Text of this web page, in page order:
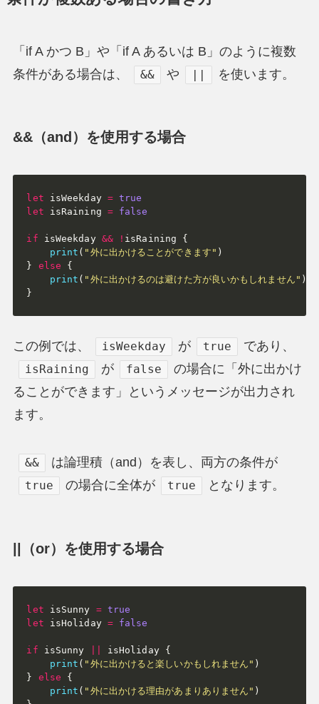
「if A かつ B」や「if A あるいは B」のように複数
条件がある場合は、
&& や || を使います。
&&（and）を使用する場合
let isWeekday = true
let isRaining = false
if isWeekday && ! isRaining {
print ( "外に出かけることができます" )
}
else
{
print ( "外に出かけるのは避けた方が良いかもしれません" )
}
この例では、 isWeekday が true であり、
isRaining が false
の場合に「外に出かけ
ることができます」というメッセージが出力され
ます。
&& は論理積（and）を表し、両方の条件が
true の場合に全体が true となります。
||（or）を使用する場合
let isSunny = true
let isHoliday = false
if isSunny isHoliday {
print ( "外に出かけると楽しいかもしれません" )
}
else
{
print ( "外に出かける理由があまりありません" )